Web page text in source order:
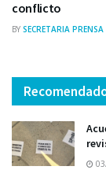
conflicto
BY SECRETARIA PRENSA